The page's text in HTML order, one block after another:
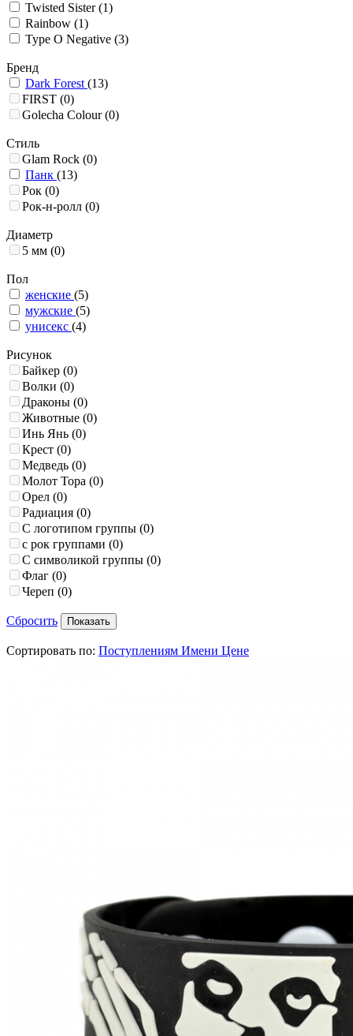
Twisted Sister(1)
Rainbow (1)
Type O Negative (3)
Бренд
Dark Forest(13)
FIRST (0)
Golecha Colour (0)
Стиль
Glam Rock (0)
Панк (13)
Рок (0)
Рок-н-ролл (0)
Диаметр
5 мм (0)
Пол
женские (5)
мужские (5)
унисекс (4)
Рисунок
Байкер (0)
Волки (0)
Драконы (0)
Животные (0)
Инь Янь (0)
Крест (0)
Медведь (0)
Молот Тора (0)
Орел (0)
Радиация (0)
С логотипом группы (0)
с рок группами (0)
С символикой группы (0)
Флаг (0)
Череп (0)
Сбросить
Сортировать по: Поступлениям Имени Цене